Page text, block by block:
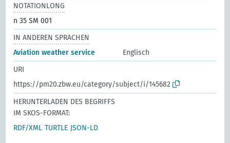
NOTATIONLONG
n 35 SM 001
IN ANDEREN SPRACHEN
Aviation weather service
Englisch
URI
https://pm20.zbw.eu/category/subject/i/145682
HERUNTERLADEN DES BEGRIFFS
IM SKOS-FORMAT:
RDF/XML TURTLE JSON-LD